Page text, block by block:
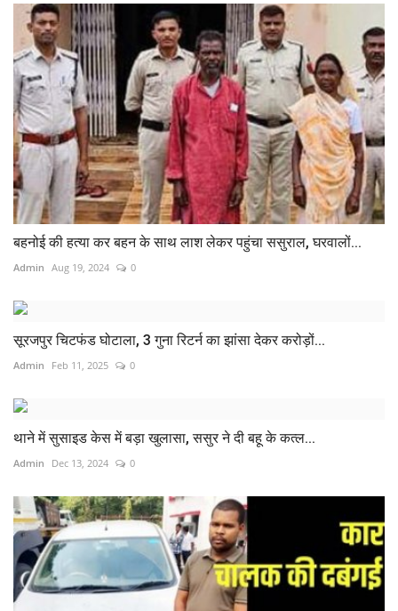
बहनोई की हत्या कर बहन के साथ लाश लेकर पहुंचा ससुराल, घरवालों...
Admin Aug 19, 2024 0
सूरजपुर चिटफंड घोटाला, 3 गुना रिटर्न का झांसा देकर करोड़ों...
Admin Feb 11, 2025 0
थाने में सुसाइड केस में बड़ा खुलासा, ससुर ने दी बहू के कत्ल...
Admin Dec 13, 2024 0